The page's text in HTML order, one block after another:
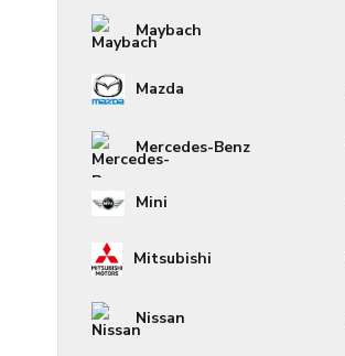
Maybach
Mazda
Mercedes-Benz
Mini
Mitsubishi
Nissan